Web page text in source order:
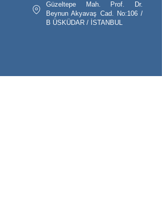
Güzeltepe Mah. Prof. Dr.
Beynun Akyavaş Cad. No:106 /
B ÜSKÜDAR / İSTANBUL